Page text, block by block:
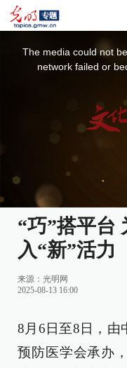
The media could not
network failed or
“巧”搭平台
入“新”活力
来源： 光明网
2025-08-13 16:00
8月6日至8日，由
预防医学会承办